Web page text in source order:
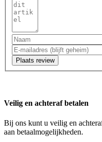
Plaats review
Veilig en achteraf betalen
Bij ons kunt u veilig en
aan betaalmogelijkheden.